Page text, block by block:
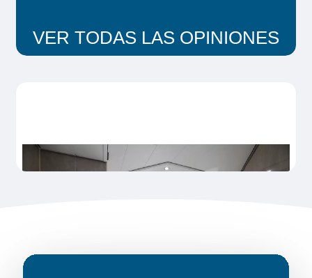
VER TODAS LAS OPINIONES